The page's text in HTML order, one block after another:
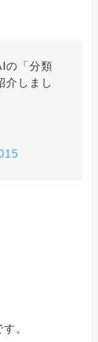
の「分類
介しまし
。